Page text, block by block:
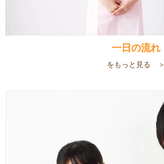
一日の流れ
をもっと見る ＞